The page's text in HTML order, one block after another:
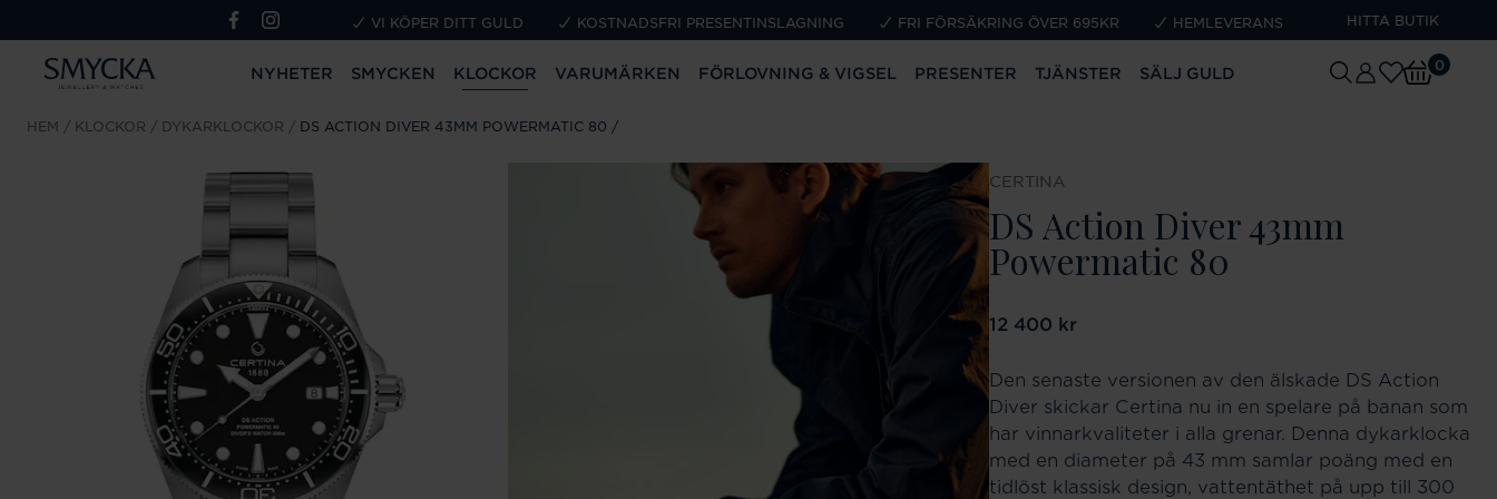
VI KÖPER DITT GULD KOSTNADSFRI PRESENTINSLAGNING FRI FÖRSÄKRING ÖVER 695KR HEMLEVERANS HITTA BUTIK
NYHETER SMYCKEN KLOCKOR VARUMÄRKEN FÖRLOVNING & VIGSEL PRESENTER TJÄNSTER SÄLJ GULD 0
HEM KLOCKOR DYKARKLOCKOR DS ACTION DIVER 43MM POWERMATIC 80
CERTINA
DS Action Diver 43mm
Powermatic 80
Pris:12 400 kr
12 400 kr
Den senaste versionen av den älskade DS Action
Diver skickar Certina nu in en spelare på banan som
har vinnarkvaliteter i alla grenar. Denna dykarklocka
med en diameter på 43 mm samlar poäng med en
tidlöst klassisk design, vattentäthet på upp till 300